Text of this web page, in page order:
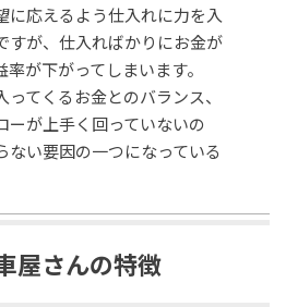
に応えるよう仕入れに力を入
すが、仕入ればかりにお金が
が下がってしまいます。
てくるお金とのバランス、
ーが上手く回っていないの
ない要因の一つになっている
屋さんの特徴